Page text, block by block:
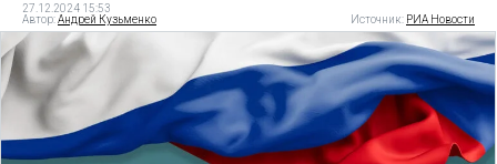
27.12.2024 15:53
Автор:Андрей Кузьменко Источник: РИА Новости